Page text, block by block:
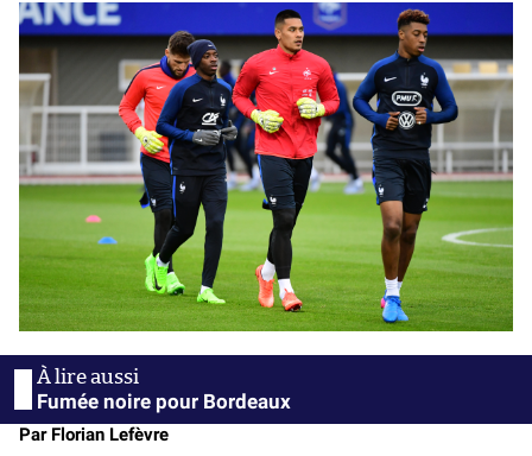
Fumée noire pour Bordeaux
Par Florian Lefèvre